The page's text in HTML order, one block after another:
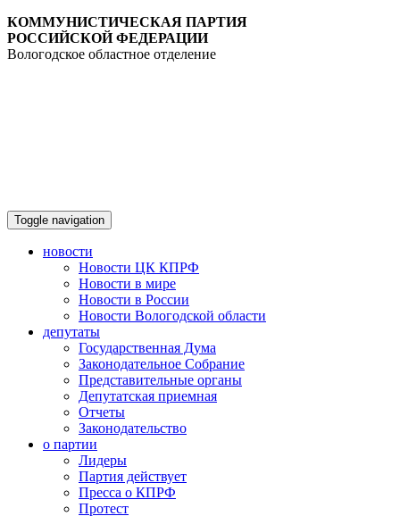
КОММУНИСТИЧЕСКАЯ ПАРТИЯ
РОССИЙСКОЙ ФЕДЕРАЦИИ
Вологодское областное отделение
Toggle navigation
новости
Новости ЦК КПРФ
Новости в мире
Новости в России
Новости Вологодской области
депутаты
Государственная Дума
Законодательное Собрание
Представительные органы
Депутатская приемная
Отчеты
Законодательство
о партии
Лидеры
Партия действует
Пресса о КПРФ
Протест